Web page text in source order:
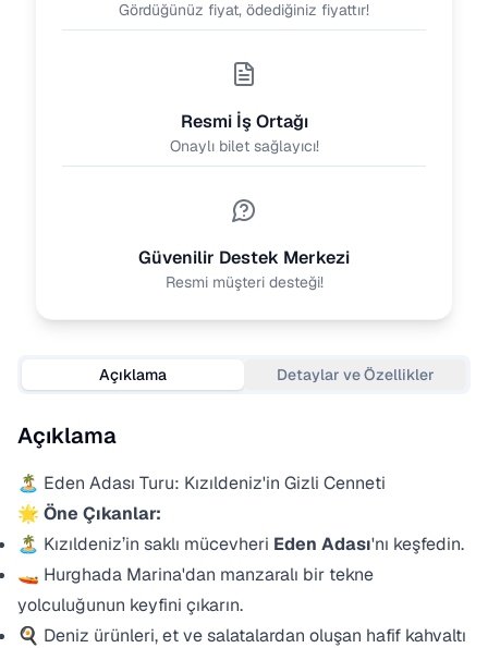
Gördüğünüz fiyat, ödediğiniz fiyattır!
Resmi İş Ortağı
Onaylı bilet sağlayıcı!
Güvenilir Destek Merkezi
Resmi müşteri desteği!
Açıklama Detaylar ve Özellikler
Açıklama
🏝️ Eden Adası Turu: Kızıldeniz'in Gizli Cenneti
🌟 Öne Çıkanlar:
🏝️ Kızıldeniz’in saklı mücevheri Eden Adası'nı keşfedin.
🚤 Hurghada Marina'dan manzaralı bir tekne
yolculuğunun keyfini çıkarın.
🍳 Deniz ürünleri, et ve salatalardan oluşan hafif kahvaltı